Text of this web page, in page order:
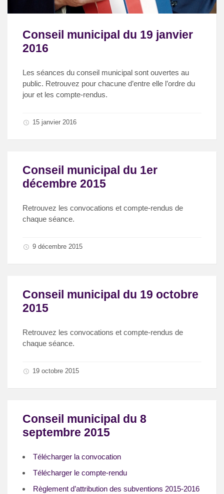
Conseil municipal du 19 janvier
2016
Les séances du conseil municipal sont ouvertes au
public. Retrouvez pour chacune d’entre elle l’ordre du
jour et les compte-rendus.
15 janvier 2016
Conseil municipal du 1er
décembre 2015
Retrouvez les convocations et compte-rendus de
chaque séance.
9 décembre 2015
Conseil municipal du 19 octobre
2015
Retrouvez les convocations et compte-rendus de
chaque séance.
19 octobre 2015
Conseil municipal du 8
septembre 2015
Télécharger la convocation
Télécharger le compte-rendu
Règlement d’attribution des subventions 2015-2016